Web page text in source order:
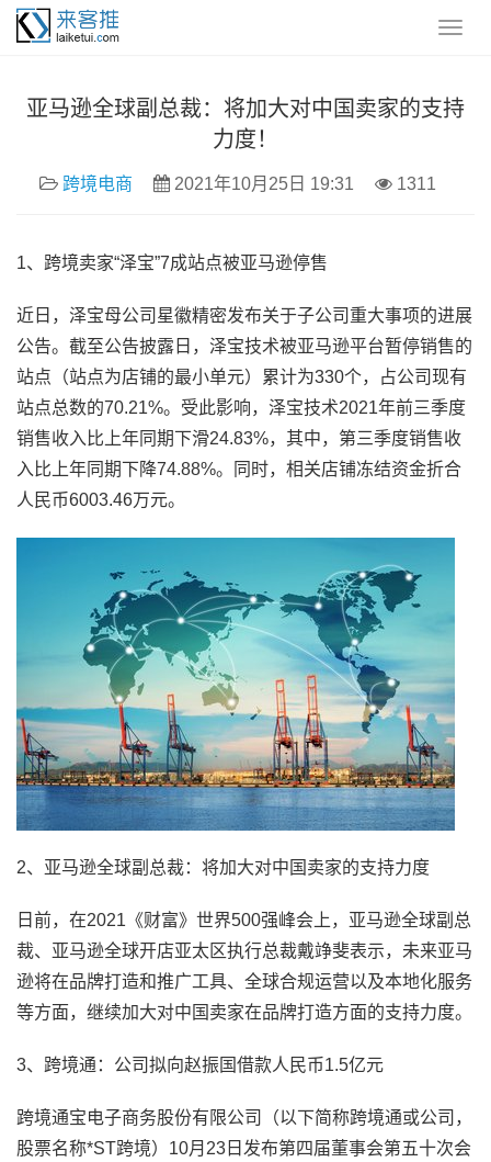
亚马逊全球副总裁：将加大对中国卖家的支持
力度！
跨境电商 2021年10月25日 19:31 1311
1、跨境卖家“泽宝”7成站点被亚马逊停售
近日，泽宝母公司星徽精密发布关于子公司重大事项的进展
公告。截至公告披露日，泽宝技术被亚马逊平台暂停销售的
站点（站点为店铺的最小单元）累计为330个，占公司现有
站点总数的70.21%。受此影响，泽宝技术2021年前三季度
销售收入比上年同期下滑24.83%，其中，第三季度销售收
入比上年同期下降74.88%。同时，相关店铺冻结资金折合
人民币6003.46万元。
2、亚马逊全球副总裁：将加大对中国卖家的支持力度
日前，在2021《财富》世界500强峰会上，亚马逊全球副总
裁、亚马逊全球开店亚太区执行总裁戴竫斐表示，未来亚马
逊将在品牌打造和推广工具、全球合规运营以及本地化服务
等方面，继续加大对中国卖家在品牌打造方面的支持力度。
3、跨境通：公司拟向赵振国借款人民币1.5亿元
跨境通宝电子商务股份有限公司（以下简称跨境通或公司，
股票名称*ST跨境）10月23日发布第四届董事会第五十次会